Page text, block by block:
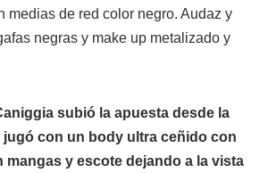
medias de red color negro. Audaz y
negras y make up metalizado y
subió la apuesta desde la
jugó con un body ultra ceñido con
mangas y escote dejando a la vista